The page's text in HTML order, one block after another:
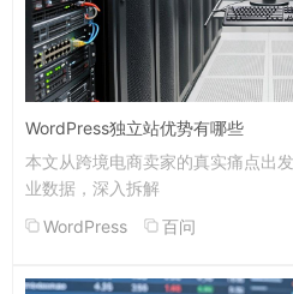
WordPress独立站优势有哪些
本文从跨境电商卖家的真实痛点出
业数据，深入拆解
WordPress
百问